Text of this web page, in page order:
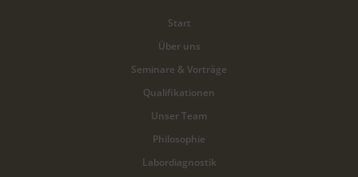
Start
Über uns
Seminare & Vorträge
Qualifikationen
Unser Team
Philosophie
Labordiagnostik